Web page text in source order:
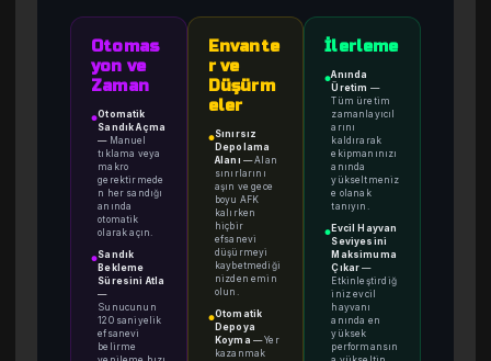
Otomas
yon ve
Zaman
●Otomatik
Sandık Açma
— Manuel
tıklama veya
makro
gerektirmede
n her sandığı
anında
otomatik
olarak açın.
●Sandık
Bekleme
Süresini Atla
—
Sunucunun
120 saniyelik
efsanevi
belirme
Envante
r ve
Düşürm
eler
●Sınırsız
Depolama
Alanı —Alan
sınırlarını
aşın ve gece
boyu AFK
kalırken
hiçbir
efsanevi
düşürmeyi
kaybetmediği
nizden emin
olun.
●Otomatik
Depoya
Koyma —Yer
kazanmak
İlerleme
●Anında
Üretim —
Tüm üretim
zamanlayıcıl
arını
kaldırarak
ekipmanınızı
anında
yükseltmeniz
e olanak
tanıyın.
●Evcil Hayvan
Seviyesini
Maksimuma
Çıkar —
Etkinleştirdiğ
iniz evcil
hayvanı
anında en
yüksek
performansın